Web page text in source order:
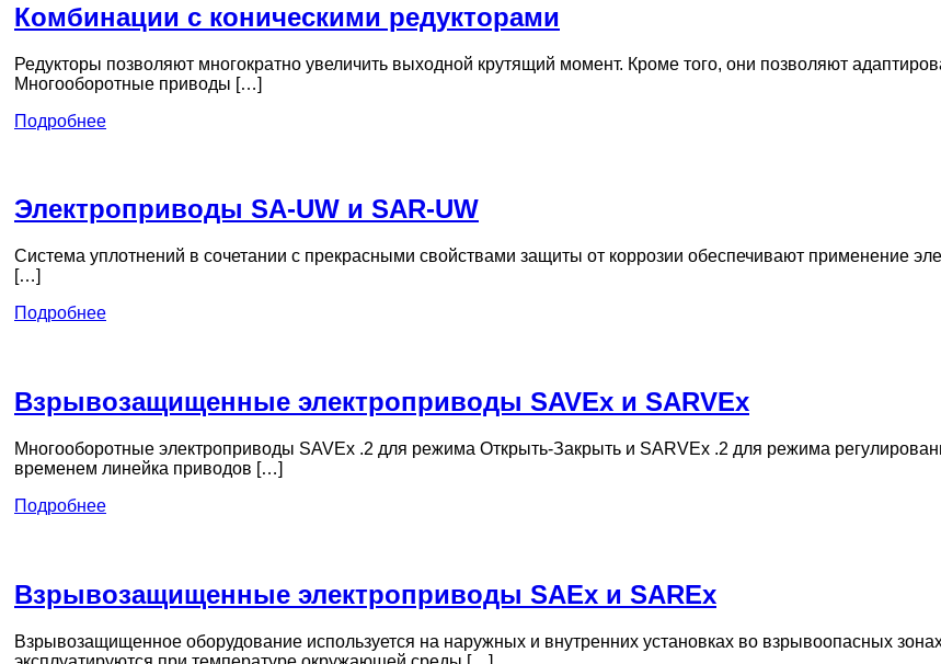
Комбинации с коническими редукторами
Редукторы позволяют многократно увеличить выходной крутящий момент. Кроме того, они позволяют
Многооборотные приводы […]
Подробнее
Электроприводы SA-UW и SAR-UW
Система уплотнений в сочетании с прекрасными свойствами защиты от коррозии обеспечивают применение
[…]
Подробнее
Взрывозащищенные электроприводы SAVEx и SARVEx
Многооборотные электроприводы SAVEx .2 для режима Открыть-Закрыть и SARVEx .2 для режима
временем линейка приводов […]
Подробнее
Взрывозащищенные электроприводы SAEx и SAREx
Взрывозащищенное оборудование используется на наружных и внутренних установках во взрывоопасных